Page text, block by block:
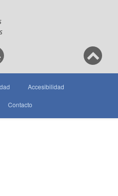
Accesibilidad
Contacto